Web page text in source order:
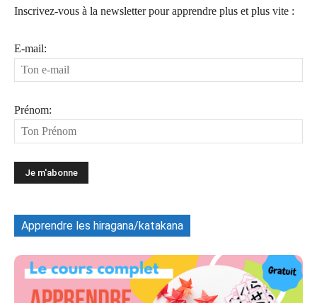
Inscrivez-vous à la newsletter pour apprendre plus et plus vite :
E-mail:
Prénom:
Apprendre les hiragana/katakana